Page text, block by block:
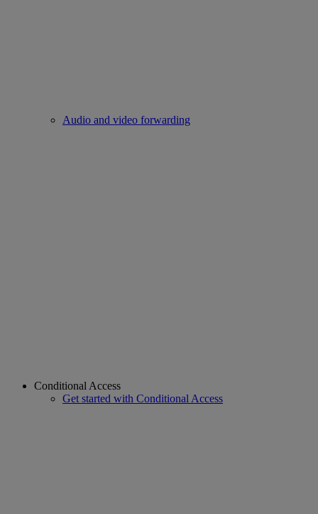
Audio and video forwarding
Conditional Access
Get started with Conditional Access